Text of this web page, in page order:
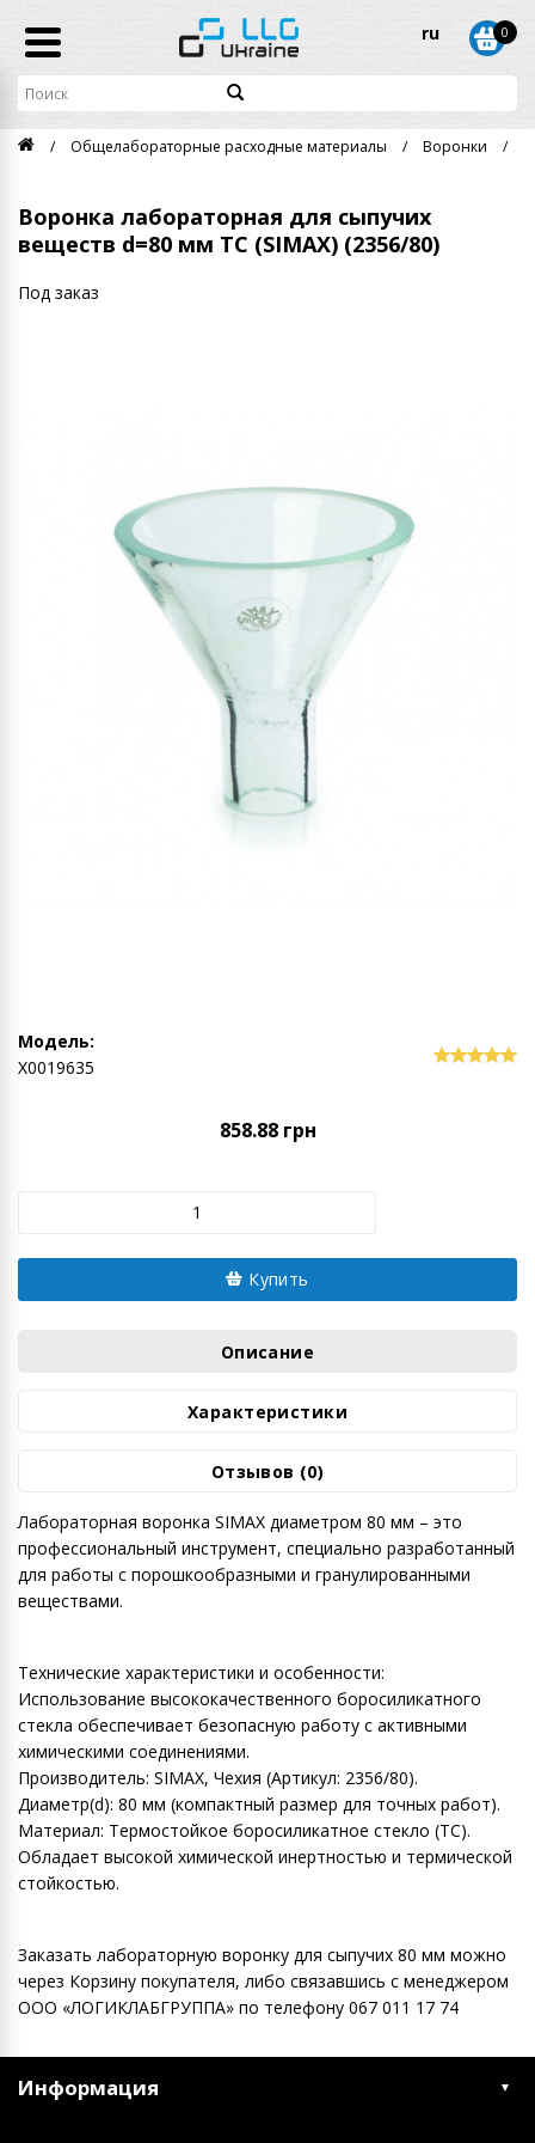
ru 0
Общелабораторные расходные материалы Воронки
Воронка лабораторная для сыпучих
веществ d=80 мм ТС (SIMAX) (2356/80)
Под заказ
Модель:
Х0019635
858.88 грн
Купить
Описание
Характеристики
Отзывов (0)
Лабораторная воронка SIMAX диаметром 80 мм – это
профессиональный инструмент, специально разработанный
для работы с порошкообразными и гранулированными
веществами.
Технические характеристики и особенности:
Использование высококачественного боросиликатного
стекла обеспечивает безопасную работу с активными
химическими соединениями.
Производитель: SIMAX, Чехия (Артикул: 2356/80).
Диаметр(d): 80 мм (компактный размер для точных работ).
Материал: Термостойкое боросиликатное стекло (ТС).
Обладает высокой химической инертностью и термической
стойкостью.
Заказать лабораторную воронку для сыпучих 80 мм можно
через Корзину покупателя, либо связавшись с менеджером
ООО «ЛОГИКЛАБГРУППА» по телефону 067 011 17 74
Информация